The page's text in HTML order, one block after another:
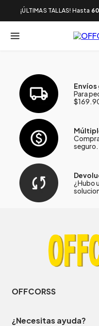
¡ÚLTIMAS TALLAS! Hasta
Para
seguro.
¿Hubo
OFFCORSS
¿Necesitas ayuda?